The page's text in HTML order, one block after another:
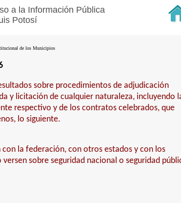
a la Información Pública
Potosí
de los Municipios
sobre procedimientos de adjudicación
y licitación de cualquier naturaleza, incluyendo
respectivo y de los contratos celebrados, que
lo siguiente.
con la federación, con otros estados y con los
sobre seguridad nacional o seguridad